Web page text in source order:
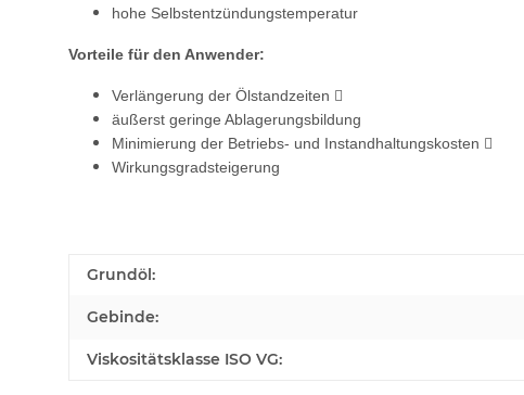
hohe Selbstentzündungstemperatur
Vorteile für den Anwender:
Verlängerung der Ölstandzeiten 
äußerst geringe Ablagerungsbildung
Minimierung der Betriebs- und Instandhaltungskosten 
Wirkungsgradsteigerung
Grundöl:
Gebinde:
Viskositätsklasse ISO VG: